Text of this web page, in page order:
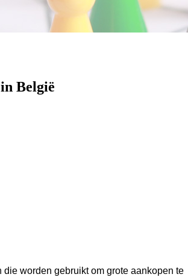
België
worden gebruikt om grote aankopen te